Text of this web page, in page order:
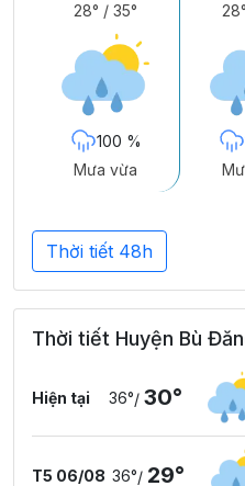
28° / 35°
100 %
Mưa vừa
28°
Thời tiết 48h
Thời tiết Huyện Bù
Hiện tại 36°/ 30°
T5 06/08 36°/ 29°